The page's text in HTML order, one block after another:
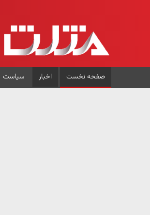
صفحه نخست اخبار سیاست